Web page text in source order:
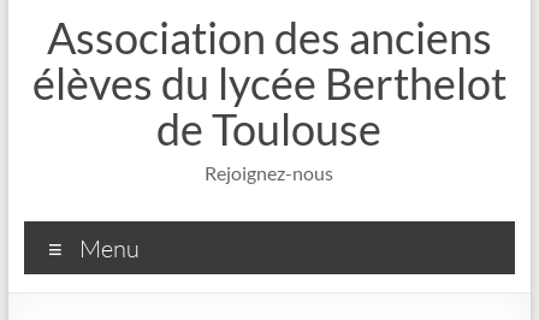
Association des anciens
élèves du lycée Berthelot
de Toulouse
Rejoignez-nous
Menu